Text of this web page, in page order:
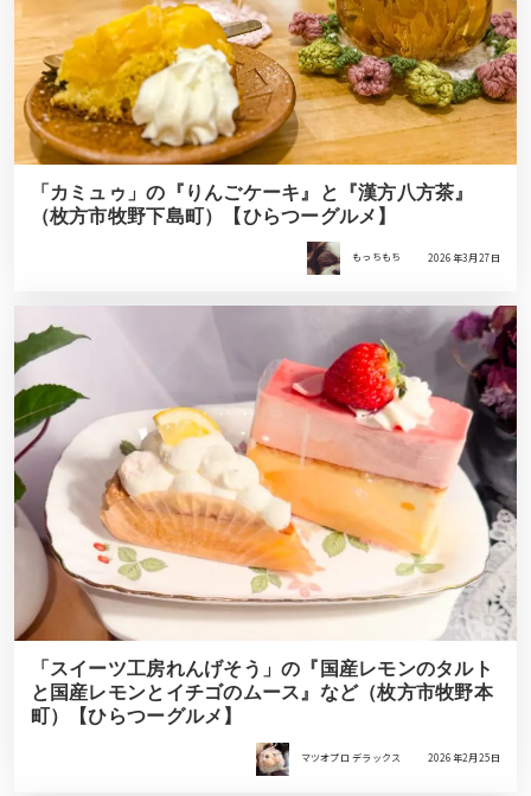
「カミュゥ」の『りんごケーキ』と『漢方八方茶』
（枚方市牧野下島町）【ひらつーグルメ】
もっちもち 2026年3月27日
「スイーツ工房れんげそう」の『国産レモンのタルト
と国産レモンとイチゴのムース』など（枚方市牧野本
町）【ひらつーグルメ】
マツオプロ デラックス 2026年2月25日